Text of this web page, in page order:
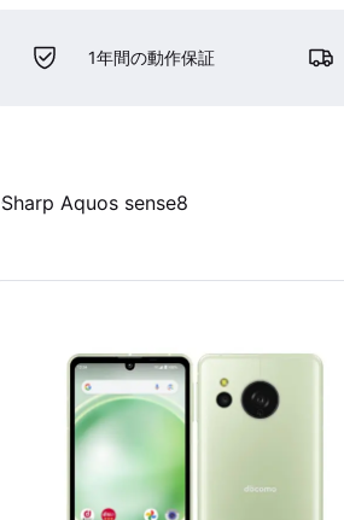
1年間の動作保証
Sharp Aquos sense8